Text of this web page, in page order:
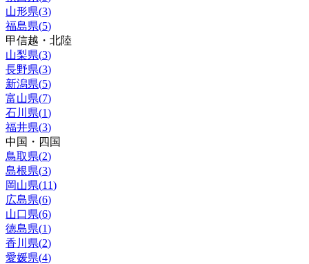
山形県(3)
福島県(5)
甲信越・北陸
山梨県(3)
長野県(3)
新潟県(5)
富山県(7)
石川県(1)
福井県(3)
中国・四国
鳥取県(2)
島根県(3)
岡山県(11)
広島県(6)
山口県(6)
徳島県(1)
香川県(2)
愛媛県(4)